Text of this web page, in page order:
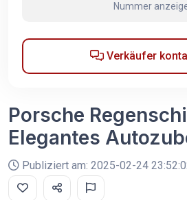
Nummer
Verkäufer
Porsche
Elegantes
Publiziert am: 2025-02-24